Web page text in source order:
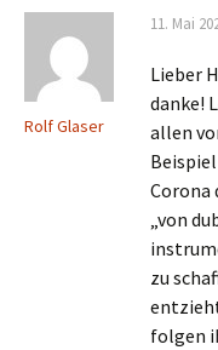
Rolf Glaser
11. Mai
Lieber
danke!
allen
Corona
„von
zu
folgen